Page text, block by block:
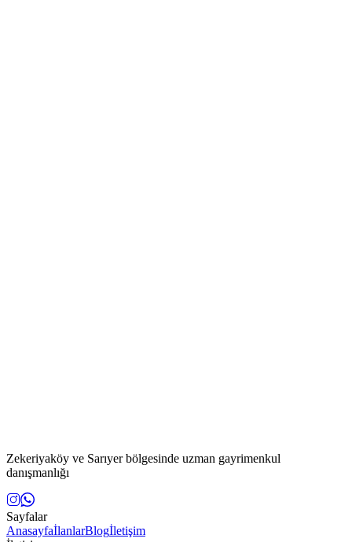
Zekeriyaköy ve Sarıyer bölgesinde uzman gayrimenkul
danışmanlığı
Sayfalar
AnasayfaİlanlarBlogİletişim